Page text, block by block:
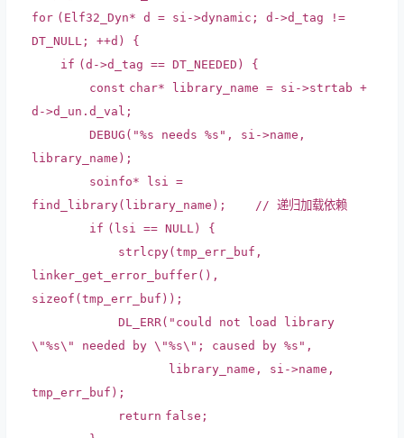
for (Elf32_Dyn* d = si->dynamic; d->d_tag !=
DT_NULL; ++d) {
if (d->d_tag == DT_NEEDED) {
const char* library_name = si->strtab +
d->d_un.d_val;
DEBUG( "%s needs %s" , si->name,
library_name);
soinfo* lsi =
find_library(library_name);
// 递归加载依赖
if (lsi == NULL) {
strlcpy(tmp_err_buf,
linker_get_error_buffer(),
sizeof(tmp_err_buf));
DL_ERR( "could not load library
\"%s\" needed by \"%s\"; caused by %s" ,
library_name, si->name,
tmp_err_buf);
return false ;